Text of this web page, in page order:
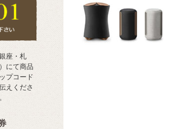
銀座・札
にて商品
プコード
えくださ